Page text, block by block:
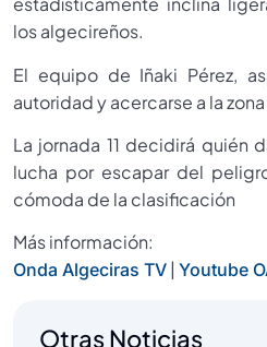
los algecireños.
El equipo de Iñaki Pérez,
autoridad y acercarse a la
La jornada 11 decidirá quién
lucha por escapar del
cómoda de la clasificación
Más información:
Onda Algeciras TV | Youtube
Otras Noticias